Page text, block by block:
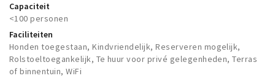
Capaciteit
<100 personen
Faciliteiten
Honden toegestaan, Kindvriendelijk, Reserveren mogelijk,
Rolstoeltoegankelijk, Te huur voor privé gelegenheden, Terras
of binnentuin, WiFi